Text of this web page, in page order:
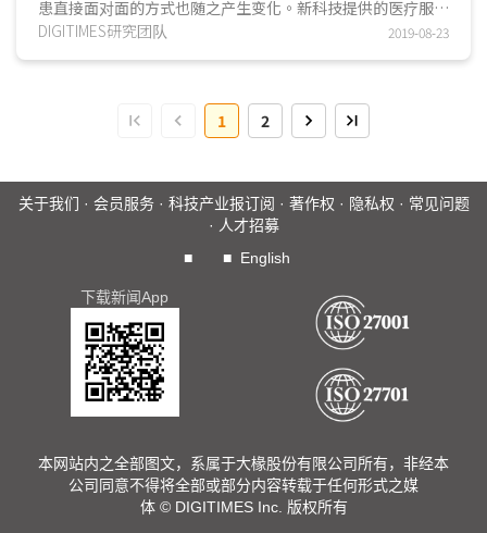
患直接面对面的方式也随之产生变化。新科技提供的医疗服务
平臺与傳感连结设备，線上医疗让「家庭医生」成为在線在宅
DIGITIMES研究团队 2019-08-23
1 2
关于我们 · 会员服务· 科技产业报订阅 · 著作权 · 隐私权 · 常见问题
· 人才招募
■
■ English
下载新闻App
本网站内之全部图文，系属于大椽股份有限公司所有，非经本
公司同意不得将全部或部分内容转载于任何形式之媒
体 © DIGITIMES Inc. 版权所有